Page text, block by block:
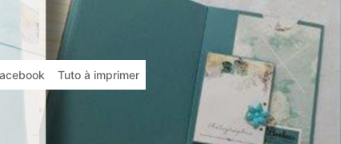
Tuto à imprimer